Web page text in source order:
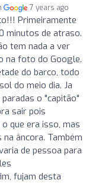
7 years ago
Primeiramente
minutos de atraso.
tem nada a ver
na foto do Google.
do barco, todo
do meio dia. Ja
o "capitão"
sair pois
que era isso, mas
âncora. Também
de pessoa para
fujam desta